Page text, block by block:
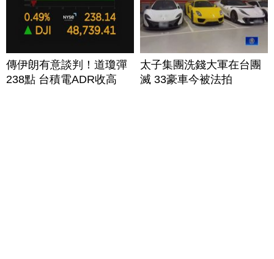
傳伊朗有意談判！道瓊彈
238點 台積電ADR收高
太子集團洗錢大軍在台團
滅 33豪車今被法拍